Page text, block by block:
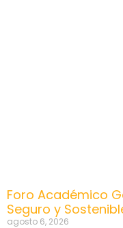
Foro Académico
Seguro y
agosto 6, 2026